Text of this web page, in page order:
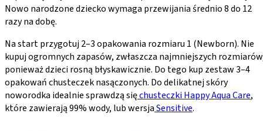
Nowo narodzone dziecko wymaga przewijania średnio 8 do 12
razy na dobę.
Na start przygotuj 2–3 opakowania rozmiaru 1 (Newborn). Nie
kupuj ogromnych zapasów, zwłaszcza najmniejszych
ponieważ dzieci rosną błyskawicznie. Do tego kup zestaw 3–4
opakowań chusteczek nasączonych. Do delikatnej skóry
noworodka idealnie sprawdzą sięchusteczki Happy Aqua Care,
które zawierają 99% wody, lub wersjaSensitive.